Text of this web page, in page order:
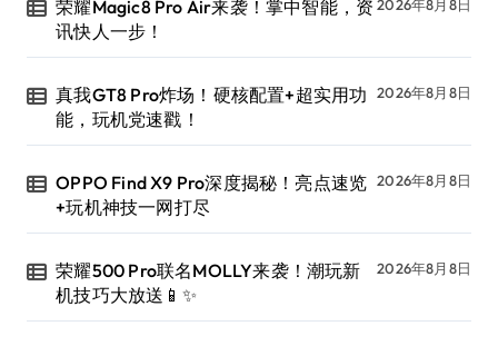
荣耀Magic8 Pro Air来袭！掌中智能，资
讯快人一步！
2026年8月8日
真我GT8 Pro炸场！硬核配置+超实用功
能，玩机党速戳！
2026年8月8日
OPPO Find X9 Pro深度揭秘！亮点速览
+玩机神技一网打尽
2026年8月8日
荣耀500 Pro联名MOLLY来袭！潮玩新
机技巧大放送📱✨
2026年8月8日